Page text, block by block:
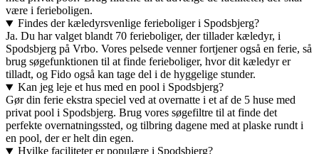
være i ferieboligen.
Findes der kæledyrsvenlige ferieboliger i Spodsbjerg?
Ja. Du har valget blandt 70 ferieboliger, der tillader kæledyr, i
Spodsbjerg på Vrbo. Vores pelsede venner fortjener også en ferie, så
brug søgefunktionen til at finde ferieboliger, hvor dit kæledyr er
tilladt, og Fido også kan tage del i de hyggelige stunder.
Kan jeg leje et hus med en pool i Spodsbjerg?
Gør din ferie ekstra speciel ved at overnatte i et af de 5 huse med
privat pool i Spodsbjerg. Brug vores søgefiltre til at finde det
perfekte overnatningssted, og tilbring dagene med at plaske rundt i
en pool, der er helt din egen.
Hvilke faciliteter er populære i Spodsbjerg?